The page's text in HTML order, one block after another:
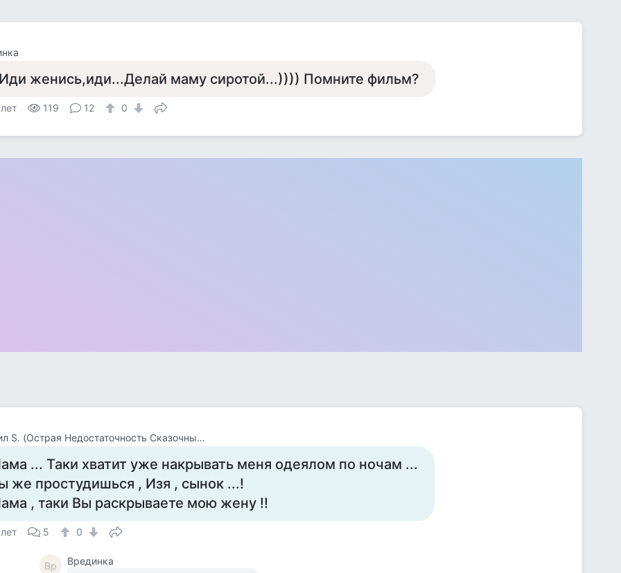
женись,иди...Делай маму сиротой...)))) Помните фильм?
119 12 0
Михаил S. (Острая Недостаточность Сказочных Событий В Моей Жизни )
... Таки хватит уже накрывать меня одеялом по ночам ...
же простудишься , Изя , сынок ...!
, таки Вы раскрываете мою жену !!
5 0
Вр Врединка